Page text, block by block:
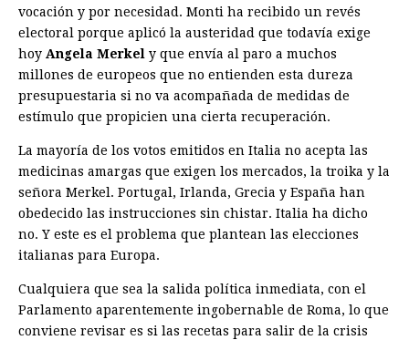
vocación y por necesidad. Monti ha recibido un revés
electoral porque aplicó la austeridad que todavía exige
hoy Angela Merkel y que envía al paro a muchos
millones de europeos que no entienden esta dureza
presupuestaria si no va acompañada de medidas de
estímulo que propicien una cierta recuperación.
La mayoría de los votos emitidos en Italia no acepta las
medicinas amargas que exigen los mercados, la troika y la
señora Merkel. Portugal, Irlanda, Grecia y España han
obedecido las instrucciones sin chistar. Italia ha dicho
no. Y este es el problema que plantean las elecciones
italianas para Europa.
Cualquiera que sea la salida política inmediata, con el
Parlamento aparentemente ingobernable de Roma, lo que
conviene revisar es si las recetas para salir de la crisis